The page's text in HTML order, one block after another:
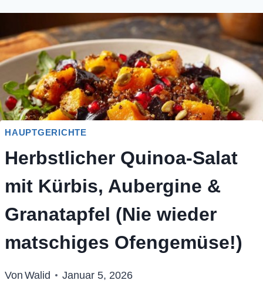
HAUPTGERICHTE
Herbstlicher Quinoa-Salat
mit Kürbis, Aubergine &
Granatapfel (Nie wieder
matschiges Ofengemüse!)
Von Walid Januar 5, 2026